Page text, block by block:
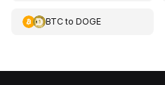
BTCto DOGE